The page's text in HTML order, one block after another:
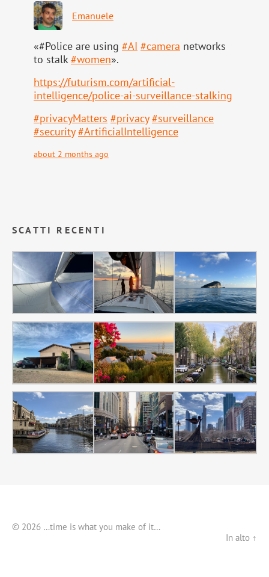
Emanuele
«#Police are using #AI #camera networks
to stalk#women».
https://futurism.com/artificial-
intelligence/police-ai-surveillance-stalking
#privacyMatters #privacy #surveillance
#security #ArtificialIntelligence
about 2 months ago
SCATTI RECENTI
© 2026 …time is what you make of it…
In alto ↑